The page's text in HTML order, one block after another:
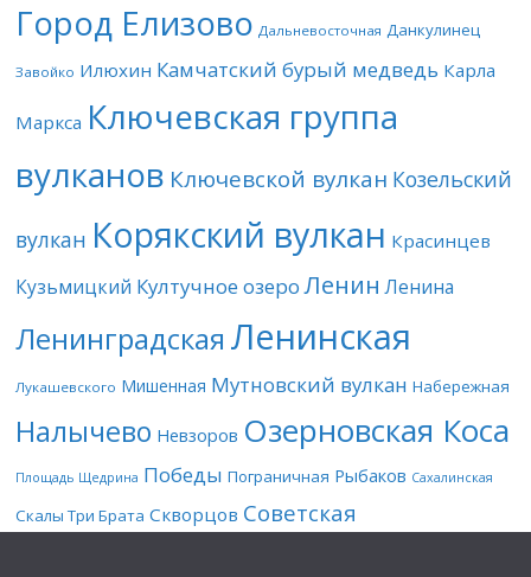
Город Елизово Дальневосточная Данкулинец
Завойко Илюхин Камчатский бурый медведь Карла
Маркса Ключевская группа
вулканов Ключевской вулкан Козельский
вулкан Корякский вулкан Красинцев
Кузьмицкий Култучное озеро Ленин Ленина
Ленинградская Ленинская
Лукашевского Мишенная Мутновский вулкан Набережная
Налычево Невзоров Озерновская Коса
Площадь Щедрина Победы Пограничная Рыбаков Сахалинская
Скалы Три Брата Скворцов Советская